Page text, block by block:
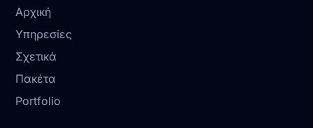
Αρχική
Υπηρεσίες
Σχετικά
Πακέτα
Portfolio